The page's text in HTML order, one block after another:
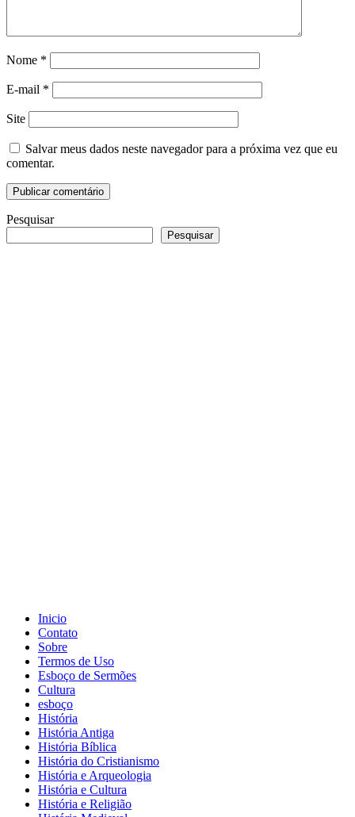
Nome *
E-mail *
Site
Salvar meus dados neste navegador para a próxima vez que eu
comentar.
Pesquisar
Pesquisar
Inicio
Contato
Sobre
Termos de Uso
Esboço de Sermões
Cultura
esboço
História
História Antiga
História Bíblica
História do Cristianismo
História e Arqueologia
História e Cultura
História e Religião